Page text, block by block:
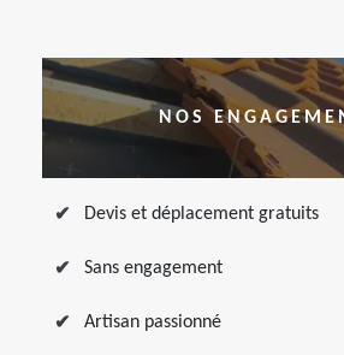
NOS
Devis et déplacement gratuits
Sans engagement
Artisan passionné